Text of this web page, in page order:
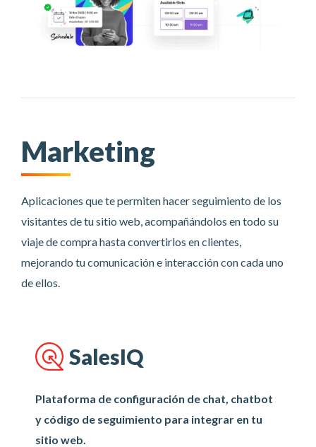
Marketing
Aplicaciones que te permiten hacer seguimiento de los
visitantes de tu sitio web, acompañándolos en todo su
viaje de compra hasta convertirlos en clientes,
mejorando tu comunicación e interacción con cada uno
de ellos.
SalesIQ
Plataforma de configuración de chat, chatbot
y código de seguimiento para integrar en tu
sitio web.